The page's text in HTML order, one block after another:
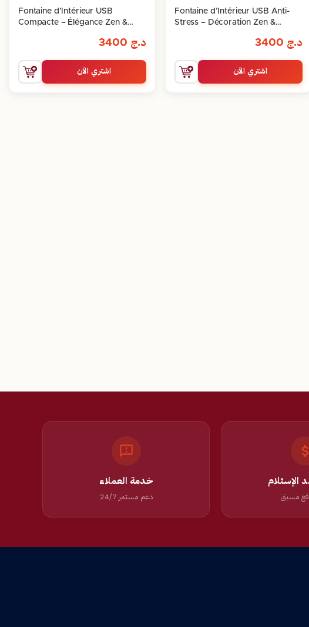
Fontaine d’Intérieur USB Anti-
Stress – Décoration Zen &
د.ج
اشتري الآن
Fontaine d’Intérieur USB
Compacte – Élégance Zen &
د.ج
اشتري الآن
الإستلام
مسبق
خدمة العملاء
دعم مستمر 24/7